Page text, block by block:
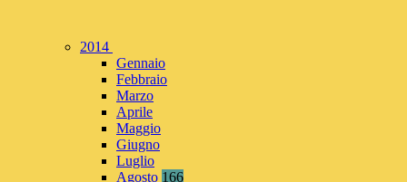
2014
Gennaio
Febbraio
Marzo
Aprile
Maggio
Giugno
Luglio
Agosto 166